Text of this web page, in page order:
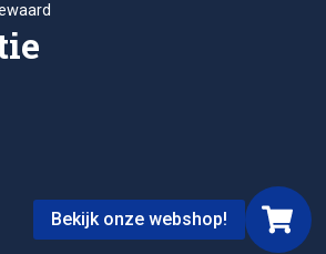
Bekijk onze webshop!